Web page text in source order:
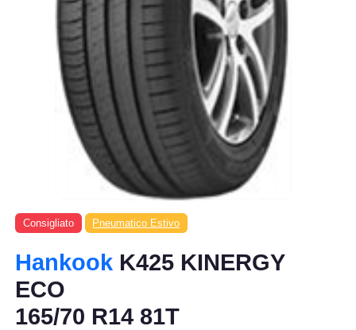
Consigliato Pneumatico Estivo
Hankook K425 KINERGY
ECO
165/70 R14 81T